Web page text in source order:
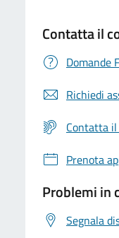
Contatta il
Domande
Richiedi
Contatta
Prenota
Problemi in
Segnala